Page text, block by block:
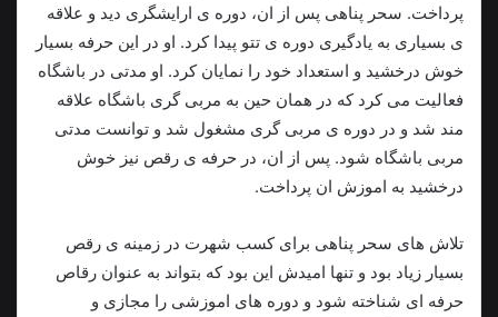
پرداخت. سحر پناهی پس از ان، دوره ی ارایشگری دید و علاقه
ی بسیاری به یادگیری دوره ی تتو پیدا کرد. او در این حرفه بسیار
خوش درخشید و استعداد خود را نمایان کرد. او مدتی در باشگاه
فعالیت می کرد که در همان حین به مربی گری باشگاه علاقه
مند شد و در دوره ی مربی گری مشغول شد و توانست مدتی
مربی باشگاه شود. پس از ان، در حرفه ی رقص نیز خوش
درخشید به اموزش ان پرداخت.
تلاش های سحر پناهی برای کسب شهرت در زمینه ی رقص
بسیار زیاد بود و تنها امیدش این بود که بتواند به عنوان رقاص
حرفه ای شناخته شود و دوره های اموزشی را مجازی و